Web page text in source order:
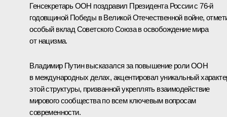
Генсекретарь ООН поздравил Президента России с 76-й
годовщиной Победы в Великой Отечественной войне,
особый вклад Советского Союза в освобождение мира
от нацизма.
Владимир Путин высказался за повышение роли ООН
в международных делах, акцентировал уникальный
этой структуры, призванной укреплять взаимодействие
мирового сообщества по всем ключевым вопросам
современности.